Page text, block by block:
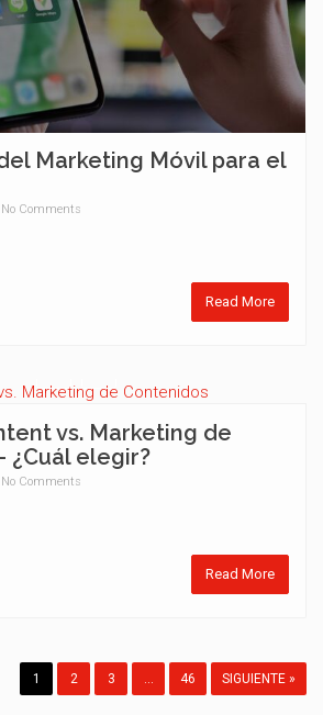
Marketing Móvil para el
Comments
Read More
vs. Marketing de
¿Cuál elegir?
Comments
Read More
1 2 3 … 46 SIGUIENTE »